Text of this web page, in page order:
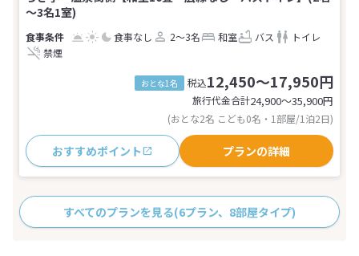
～3名1室)
食事なし 2～3名 和室 バス
トイレ
禁煙
おとな1名 税込12,450～17,950円
旅行代金合計24,900〜35,900円
(おとな2名 こども0名・1部屋/1泊2日)
おすすめポイント プランの詳細
すべてのプランを見る(6プラン、8部屋タイプ)